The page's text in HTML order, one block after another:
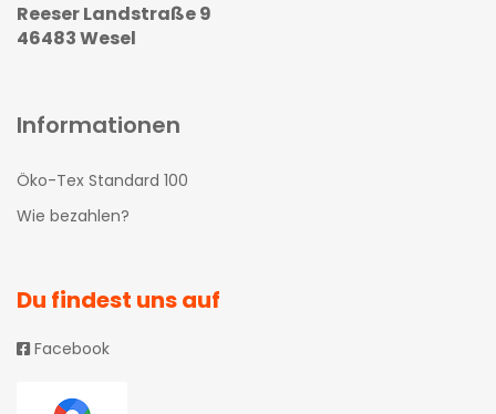
Reeser Landstraße 9
46483 Wesel
Informationen
Öko-Tex Standard 100
Wie bezahlen?
Du findest uns auf
Facebook